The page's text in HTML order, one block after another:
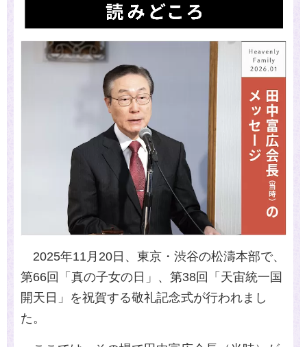
2025年11 月 20日、東京・渋谷の松濤本部で、
第66回「真の子女の日」、第38回「天宙統一国
開天日」を祝賀する敬礼記念式が行われまし
た。